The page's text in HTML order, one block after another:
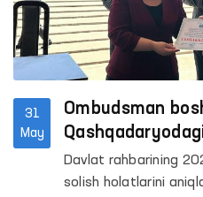
31
May
Ombudsman
erkinligi
Davlat rahbarining
solish holatlarini